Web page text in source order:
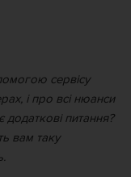
сервісу
і про всі нюанси
питання?
вам таку